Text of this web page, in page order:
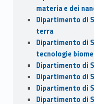
materia e dei
Dipartimento di
terra
Dipartimento di
tecnologie
Dipartimento di
Dipartimento di
Dipartimento di
Dipartimento di